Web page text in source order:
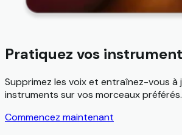
Pratiquez vos
Supprimez les voix et entraînez-vous à
instruments sur vos morceaux préférés.
Commencez maintenant